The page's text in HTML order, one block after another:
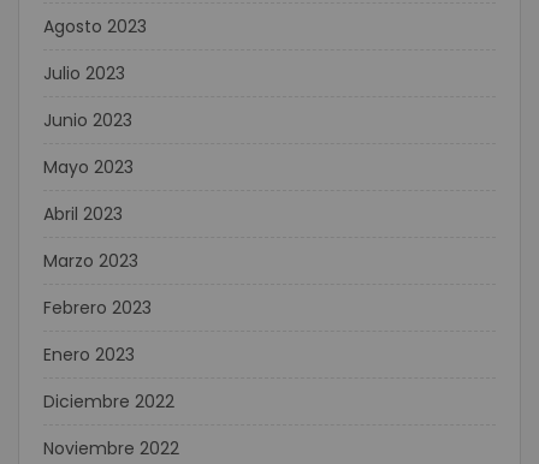
Agosto 2023
Julio 2023
Junio 2023
Mayo 2023
Abril 2023
Marzo 2023
Febrero 2023
Enero 2023
Diciembre 2022
Noviembre 2022